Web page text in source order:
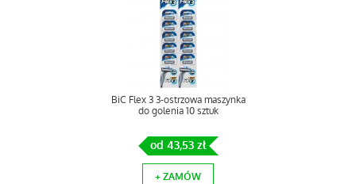
BiC Flex 3 3-ostrzowa maszynka
do golenia 10 sztuk
od 43,53 zł
+ ZAMÓW